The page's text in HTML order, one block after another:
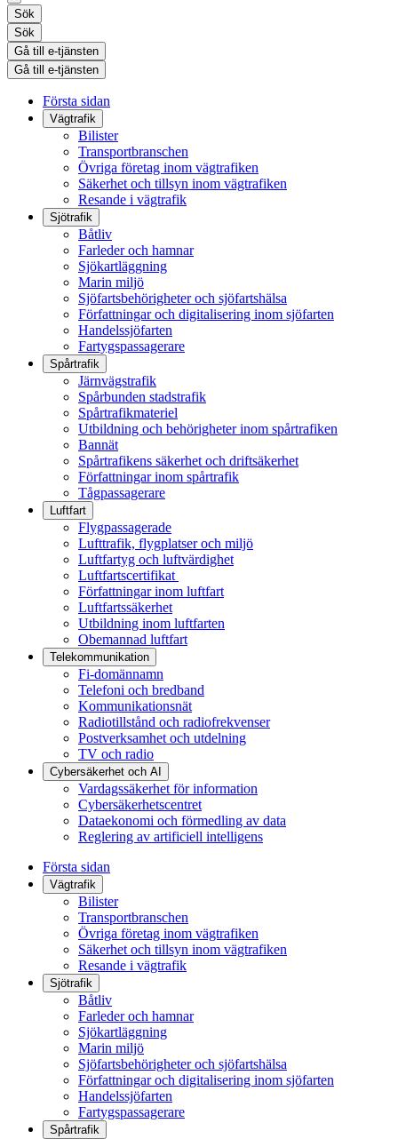
Sök
Sök
Gå till e-tjänsten
Gå till e-tjänsten
Första sidan
Vägtrafik
Bilister
Transportbranschen
Övriga företag inom vägtrafiken
Säkerhet och tillsyn inom vägtrafiken
Resande i vägtrafik
Sjötrafik
Båtliv
Farleder och hamnar
Sjökartläggning
Marin miljö
Sjöfartsbehörigheter och sjöfartshälsa
Författningar och digitalisering inom sjöfarten
Handelssjöfarten
Fartygspassagerare
Spårtrafik
Järnvägstrafik
Spårbunden stadstrafik
Spårtrafikmateriel
Utbildning och behörigheter inom spårtrafiken
Bannät
Spårtrafikens säkerhet och driftsäkerhet
Författningar inom spårtrafik
Tågpassagerare
Luftfart
Flygpassagerade
Lufttrafik, flygplatser och miljö
Luftfartyg och luftvärdighet
Luftfartscertifikat
Författningar inom luftfart
Luftfartssäkerhet
Utbildning inom luftfarten
Obemannad luftfart
Telekommunikation
Fi-domännamn
Telefoni och bredband
Kommunikationsnät
Radiotillstånd och radiofrekvenser
Postverksamhet och utdelning
TV och radio
Cybersäkerhet och AI
Vardagssäkerhet för information
Cybersäkerhetscentret
Dataekonomi och förmedling av data
Reglering av artificiell intelligens
Första sidan
Vägtrafik
Bilister
Transportbranschen
Övriga företag inom vägtrafiken
Säkerhet och tillsyn inom vägtrafiken
Resande i vägtrafik
Sjötrafik
Båtliv
Farleder och hamnar
Sjökartläggning
Marin miljö
Sjöfartsbehörigheter och sjöfartshälsa
Författningar och digitalisering inom sjöfarten
Handelssjöfarten
Fartygspassagerare
Spårtrafik